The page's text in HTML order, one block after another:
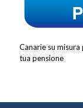
Canarie su
tua pensione